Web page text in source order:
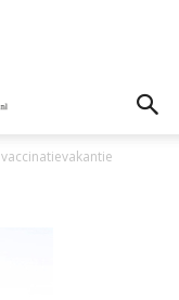
vaccinatievakantie